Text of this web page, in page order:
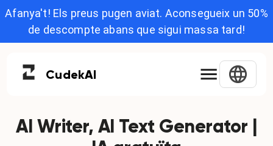
Afanya't! Els preus pugen aviat. Aconsegueix un 50%
de descompte abans que sigui massa tard!
CudekAI
AI Writer, AI Text Generator |